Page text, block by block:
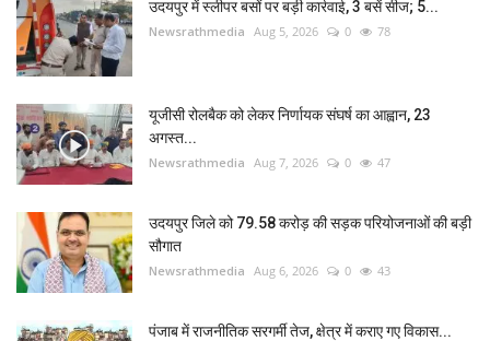
उदयपुर में स्लीपर बसों पर बड़ी कार्रवाई, 3 बसें सीज; 5...
Newsrathmedia Aug 5, 2026 0 78
यूजीसी रोलबैक को लेकर निर्णायक संघर्ष का आह्वान, 23
अगस्त...
Newsrathmedia Aug 7, 2026 0 47
उदयपुर जिले को 79.58 करोड़ की सड़क परियोजनाओं की बड़ी
सौगात
Newsrathmedia Aug 6, 2026 0 43
पंजाब में राजनीतिक सरगर्मी तेज, क्षेत्र में कराए गए विकास...